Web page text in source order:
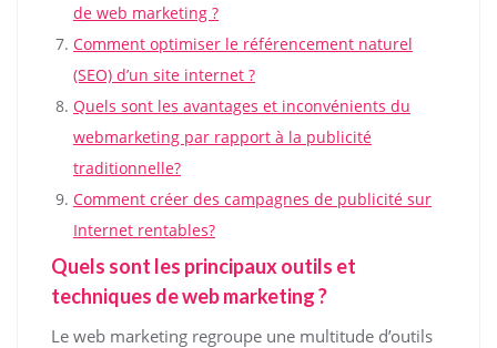
de web marketing ?
Comment optimiser le référencement naturel
(SEO) d’un site internet ?
Quels sont les avantages et inconvénients du
webmarketing par rapport à la publicité
traditionnelle?
Comment créer des campagnes de publicité sur
Internet rentables?
Quels sont les principaux outils et
techniques de web marketing ?
Le web marketing regroupe une multitude d’outils